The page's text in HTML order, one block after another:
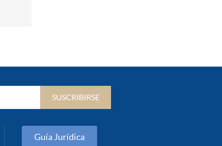
SUSCRIBIRSE
Guía Jurídica